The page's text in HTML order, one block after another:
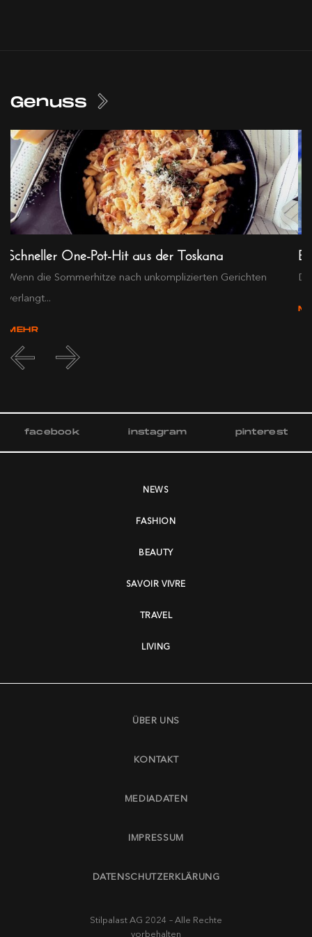
Genuss
Schneller One-Pot-Hit aus der Toskana
Wenn die Sommerhitze nach unkomplizierten Gerichten
verlangt...
MEHR
facebook instagram pinterest
NEWS
FASHION
BEAUTY
SAVOIR VIVRE
TRAVEL
LIVING
ÜBER UNS
KONTAKT
MEDIADATEN
IMPRESSUM
DATENSCHUTZERKLÄRUNG
Stilpalast AG 2024 – Alle Rechte
vorbehalten